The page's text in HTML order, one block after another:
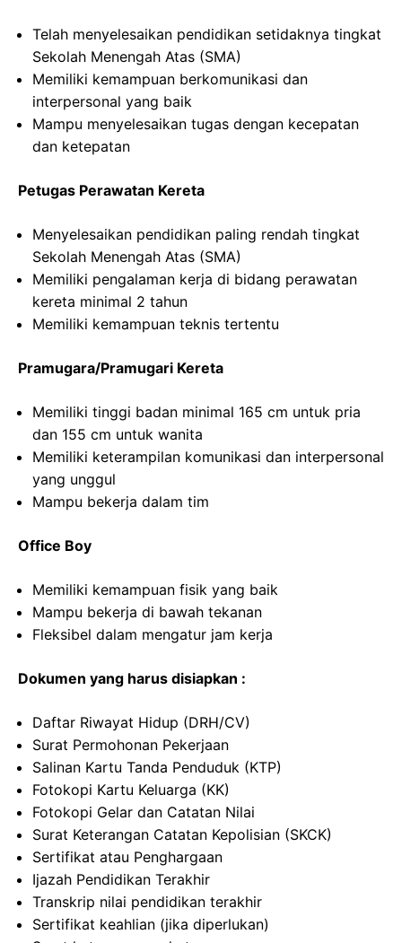
Telah menyelesaikan pendidikan setidaknya tingkat
Sekolah Menengah Atas (SMA)
Memiliki kemampuan berkomunikasi dan
interpersonal yang baik
Mampu menyelesaikan tugas dengan kecepatan
dan ketepatan
Petugas Perawatan Kereta
Menyelesaikan pendidikan paling rendah tingkat
Sekolah Menengah Atas (SMA)
Memiliki pengalaman kerja di bidang perawatan
kereta minimal 2 tahun
Memiliki kemampuan teknis tertentu
Pramugara/Pramugari Kereta
Memiliki tinggi badan minimal 165 cm untuk pria
dan 155 cm untuk wanita
Memiliki keterampilan komunikasi dan interpersonal
yang unggul
Mampu bekerja dalam tim
Office Boy
Memiliki kemampuan fisik yang baik
Mampu bekerja di bawah tekanan
Fleksibel dalam mengatur jam kerja
Dokumen yang harus disiapkan :
Daftar Riwayat Hidup (DRH/CV)
Surat Permohonan Pekerjaan
Salinan Kartu Tanda Penduduk (KTP)
Fotokopi Kartu Keluarga (KK)
Fotokopi Gelar dan Catatan Nilai
Surat Keterangan Catatan Kepolisian (SKCK)
Sertifikat atau Penghargaan
Ijazah Pendidikan Terakhir
Transkrip nilai pendidikan terakhir
Sertifikat keahlian (jika diperlukan)